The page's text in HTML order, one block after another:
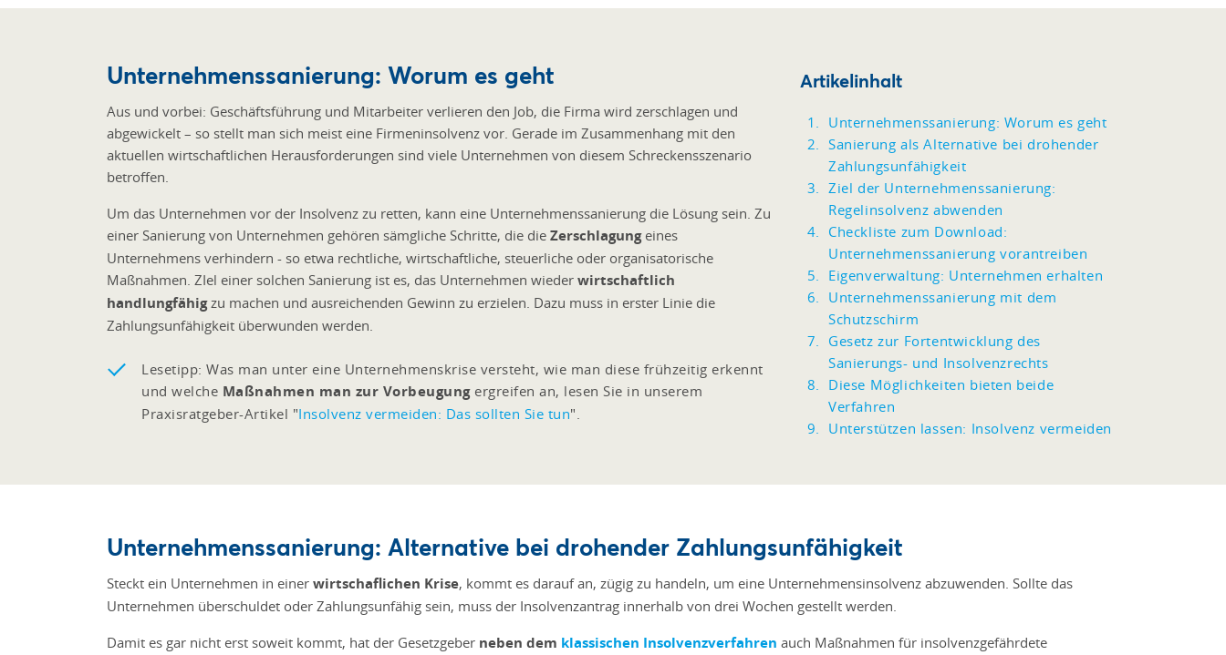
Unternehmenssanierung: Worum es geht
Aus und vorbei: Geschäftsführung und Mitarbeiter verlieren den Job, die Firma wird zerschlagen und
abgewickelt – so stellt man sich meist eine Firmeninsolvenz vor. Gerade im Zusammenhang mit den
aktuellen wirtschaftlichen Herausforderungen sind viele Unternehmen von diesem Schreckensszenario
betroffen.
Um das Unternehmen vor der Insolvenz zu retten, kann eine Unternehmenssanierung die Lösung sein. Zu
einer Sanierung von Unternehmen gehören sämgliche Schritte, die die Zerschlagungeines
Unternehmens verhindern - so etwa rechtliche, wirtschaftliche, steuerliche oder organisatorische
Maßnahmen. ZIel einer solchen Sanierung ist es, das Unternehmen wieder wirtschaftlich
handlungfähigzu machen und ausreichenden Gewinn zu erzielen. Dazu muss in erster Linie die
Zahlungsunfähigkeit überwunden werden.
Lesetipp: Was man unter eine Unternehmenskrise versteht, wie man diese frühzeitig erkennt
und welche Maßnahmen man zur Vorbeugungergreifen an, lesen Sie in unserem
Praxisratgeber-Artikel "Insolvenz vermeiden: Das sollten Sie tun".
Artikelinhalt
Unternehmenssanierung: Worum es geht
Sanierung als Alternative bei drohender
Zahlungsunfähigkeit
Ziel der Unternehmenssanierung:
Regelinsolvenz abwenden
Checkliste zum Download:
Unternehmenssanierung vorantreiben
Eigenverwaltung: Unternehmen erhalten
Unternehmenssanierung mit dem
Schutzschirm
Gesetz zur Fortentwicklung des
Sanierungs- und Insolvenzrechts
Diese Möglichkeiten bieten beide
Verfahren
Unterstützen lassen: Insolvenz vermeiden
Unternehmenssanierung: Alternative bei drohender Zahlungsunfähigkeit
Steckt ein Unternehmen in einer wirtschaflichen Krise, kommt es darauf an, zügig zu handeln, um eine Unternehmensinsolvenz abzuwenden. Sollte das
Unternehmen überschuldet oder Zahlungsunfähig sein, muss der Insolvenzantrag innerhalb von drei Wochen gestellt werden.
Damit es gar nicht erst soweit kommt, hat der Gesetzgeber neben dem klassischen Insolvenzverfahren auch Maßnahmen für insolvenzgefährdete